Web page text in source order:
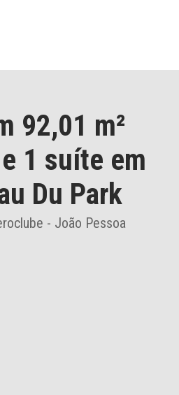
92,01 m²
1 suíte em
Du Park
- João Pessoa